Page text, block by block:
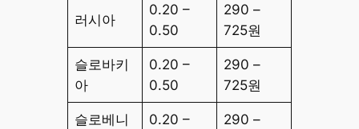
러시아
0.20 –
0.50
290 –
725원
슬로바키
아
0.20 –
0.50
290 –
725원
슬로베니
0.20 –
290 –